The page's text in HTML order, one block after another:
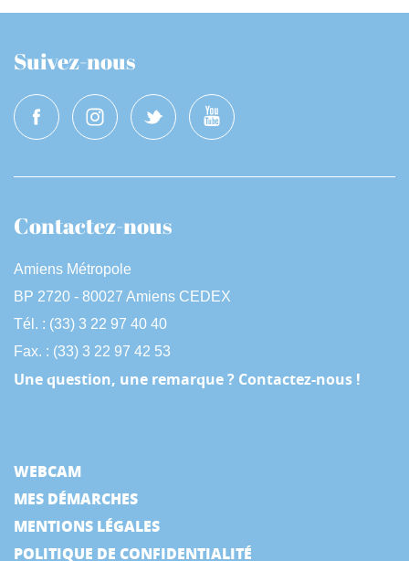
Suivez-nous
Contactez-nous
Amiens Métropole
BP 2720 - 80027 Amiens CEDEX
Tél. : (33) 3 22 97 40 40
Fax. : (33) 3 22 97 42 53
Une question, une remarque ? Contactez-nous !
WEBCAM
MES DÉMARCHES
MENTIONS LÉGALES
POLITIQUE DE CONFIDENTIALITÉ